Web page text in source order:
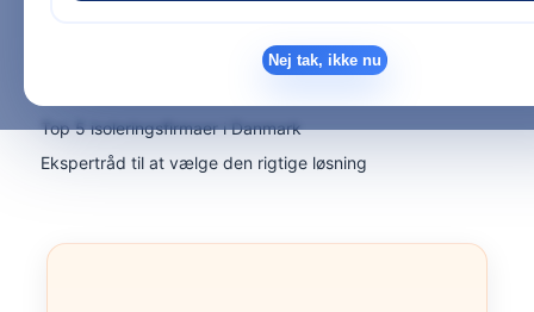
Nej tak, ikke nu
Gældende energikrav til nybyggeri
Top 5 isoleringsfirmaer i Danmark
Ekspertråd til at vælge den rigtige løsning